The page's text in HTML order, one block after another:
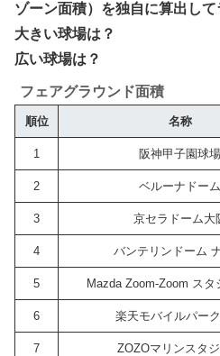
ゾーン面積）を独自に算出して
大きい球場は？
広い球場は？
フェアグラウンド面積
順位 名称
1 阪神甲子園球場
2 ベルーナドーム
3 京セラドーム大
4 バンテリンドーム
5 Mazda Zoom-Zoom スタ
6 楽天モバイルパー
7 ZOZOマリンスタ